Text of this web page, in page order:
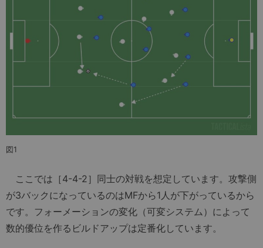
図1
ここでは［4-4-2］同士の対戦を想定しています。攻撃側
が3バックになっているのはMFから1人が下がっているから
です。フォーメーションの変化（可変システム）によって
数的優位を作るビルドアップは定番化しています。